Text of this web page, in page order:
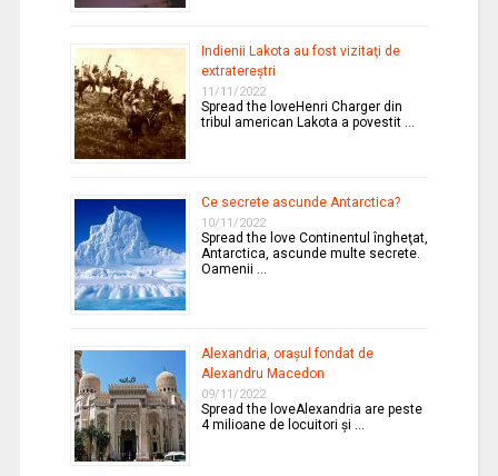
Indienii Lakota au fost vizitaţi de
extratereştri
11/11/2022
Spread the loveHenri Charger din
tribul american Lakota a povestit …
Ce secrete ascunde Antarctica?
10/11/2022
Spread the love Continentul îngheţat,
Antarctica, ascunde multe secrete.
Oamenii …
Alexandria, oraşul fondat de
Alexandru Macedon
09/11/2022
Spread the loveAlexandria are peste
4 milioane de locuitori şi …